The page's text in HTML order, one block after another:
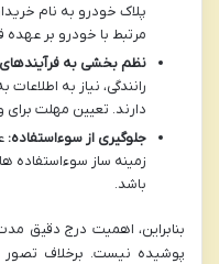
پلاک خودرو به نام
مرتبط با خودرو بر
نظم بخشی به فرآیندهای
رانندگی، نیاز به
دارند. تعیین مهلت
جلوگیری از سوءاستفاده:
زمینه ساز سوءاستفاده
باشد.
بنابراین، اهمیت درج دقیق مدت
پوشیده نیست. برخلاف تصور